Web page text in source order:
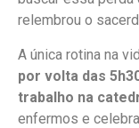
relembrou o
A única rotina na
por volta das
trabalho na
enfermos e